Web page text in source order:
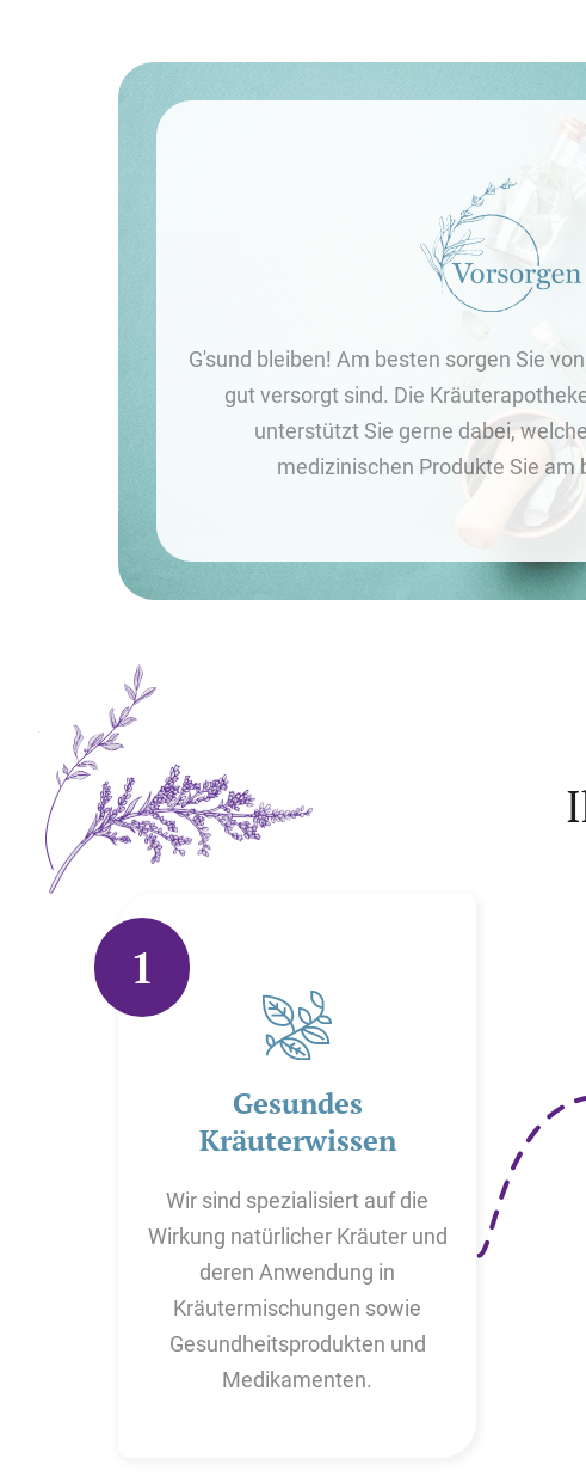
G'sund bleiben! Am besten sorgen Sie
gut versorgt sind. Die
unterstützt Sie gerne dabei,
medizinischen Produkte Sie am
Gesundes
Kräuterwissen
Wir sind spezialisiert auf die
Wirkung natürlicher Kräuter und
deren Anwendung in
Kräutermischungen sowie
Gesundheitsprodukten und
Medikamenten.
1